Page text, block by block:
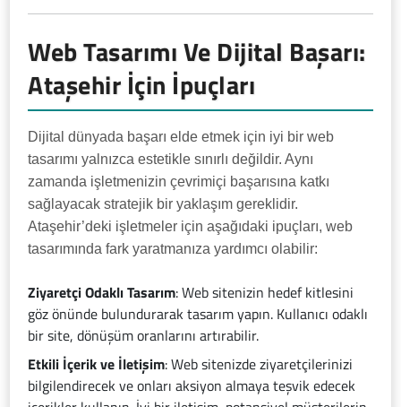
Web Tasarımı Ve Dijital Başarı:
Ataşehir İçin İpuçları
Dijital dünyada başarı elde etmek için iyi bir web
tasarımı yalnızca estetikle sınırlı değildir. Aynı
zamanda işletmenizin çevrimiçi başarısına katkı
sağlayacak stratejik bir yaklaşım gereklidir.
Ataşehir’deki işletmeler için aşağıdaki ipuçları, web
tasarımında fark yaratmanıza yardımcı olabilir:
Ziyaretçi Odaklı Tasarım: Web sitenizin hedef kitlesini
göz önünde bulundurarak tasarım yapın. Kullanıcı odaklı
bir site, dönüşüm oranlarını artırabilir.
Etkili İçerik ve İletişim: Web sitenizde ziyaretçilerinizi
bilgilendirecek ve onları aksiyon almaya teşvik edecek